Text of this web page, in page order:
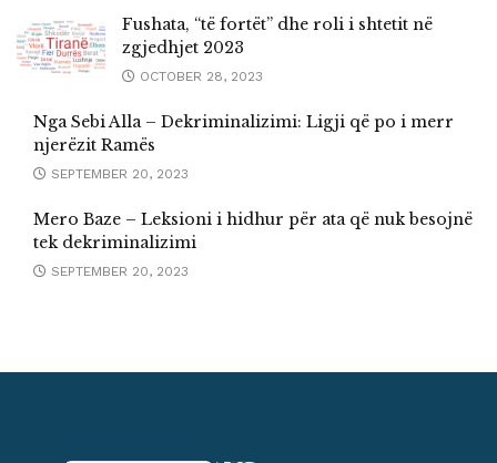
Fushata, “të fortët” dhe roli i shtetit në
zgjedhjet 2023
OCTOBER 28, 2023
Nga Sebi Alla – Dekriminalizimi: Ligji që po i merr
njerëzit Ramës
SEPTEMBER 20, 2023
Mero Baze – Leksioni i hidhur për ata që nuk besojnë
tek dekriminalizimi
SEPTEMBER 20, 2023